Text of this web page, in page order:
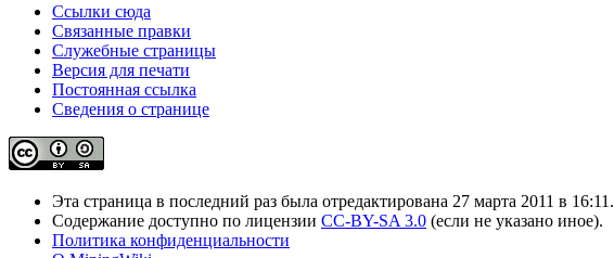
Ссылки сюда
Связанные правки
Служебные страницы
Версия для печати
Постоянная ссылка
Сведения о странице
Эта страница в последний раз была отредактирована 27 марта 2011 в 16:11.
Содержание доступно по лицензии CC-BY-SA 3.0 (если не указано иное).
Политика конфиденциальности